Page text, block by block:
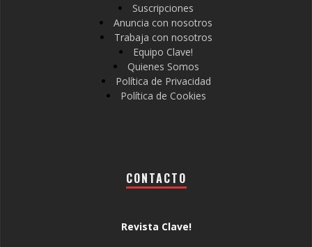
Suscripciones
Anuncia con nosotros
Trabaja con nosotros
Equipo Clave!
Quienes Somos
Política de Privacidad
Política de Cookies
CONTACTO
Revista Clave!